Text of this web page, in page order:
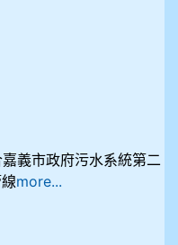
義市政府污水系統第二
more...